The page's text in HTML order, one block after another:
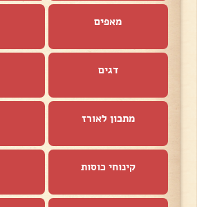
מאפים
דגים
מתכון לאורז
קינוחי כוסות